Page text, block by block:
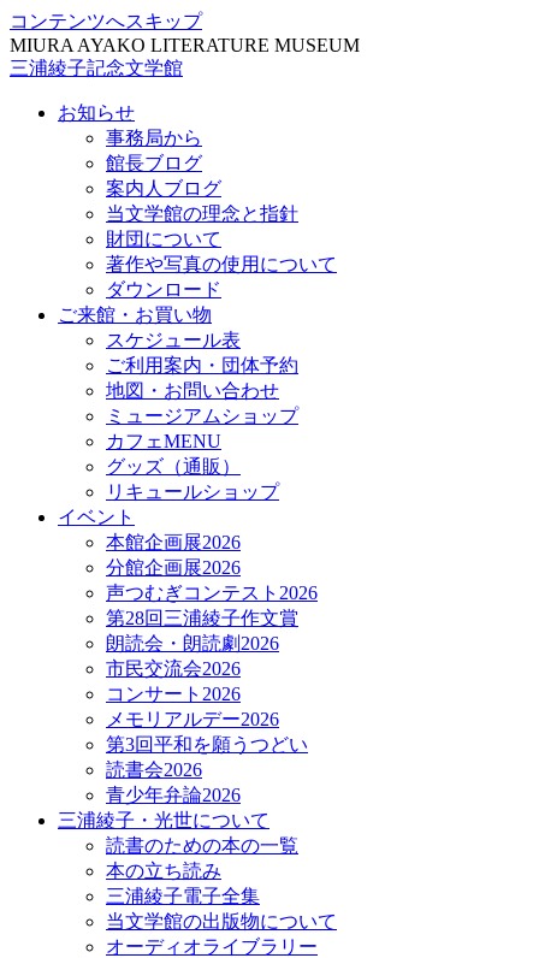
コンテンツへスキップ
MIURA AYAKO LITERATURE MUSEUM
三浦綾子記念文学館
お知らせ
事務局から
館長ブログ
案内人ブログ
当文学館の理念と指針
財団について
著作や写真の使用について
ダウンロード
ご来館・お買い物
スケジュール表
ご利用案内・団体予約
地図・お問い合わせ
ミュージアムショップ
カフェMENU
グッズ（通販）
リキュールショップ
イベント
本館企画展2026
分館企画展2026
声つむぎコンテスト2026
第28回三浦綾子作文賞
朗読会・朗読劇2026
市民交流会2026
コンサート2026
メモリアルデー2026
第3回平和を願うつどい
読書会2026
青少年弁論2026
三浦綾子・光世について
読書のための本の一覧
本の立ち読み
三浦綾子電子全集
当文学館の出版物について
オーディオライブラリー